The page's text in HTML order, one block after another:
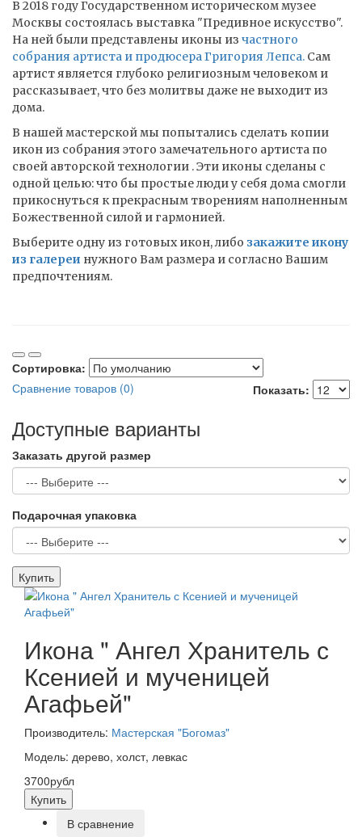
В 2018 году Государственном историческом музее
Москвы состоялась выставка "Предивное искусство".
На ней были представлены иконы из частного
собрания артиста и продюсера Григория Лепса. Сам
артист является глубоко религиозным человеком и
рассказывает, что без молитвы даже не выходит из
дома.
В нашей мастерской мы попытались сделать копии
икон из собрания этого замечательного артиста по
своей авторской технологии . Эти иконы сделаны с
одной целью: что бы простые люди у себя дома смогли
прикоснуться к прекрасным творениям наполненным
Божественной силой и гармонией.
Выберите одну из готовых икон, либо закажите икону
из галереи нужного Вам размера и согласно Вашим
предпочтениям.
Сортировка:
Показать:
Сравнение товаров (0)
Доступные варианты
Заказать другой размер
Подарочная упаковка
Купить
Икона " Ангел Хранитель с
Ксенией и мученицей
Агафьей"
Производитель: Мастерская "Богомаз"
Модель: дерево, холст, левкас
3700рубл
Купить
В сравнение